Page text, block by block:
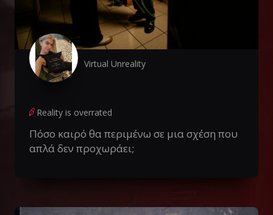
Virtual Unreality
Reality is overrated
Πόσο καιρό θα περιμένω σε μια σχέση που
απλά δεν προχωράει;